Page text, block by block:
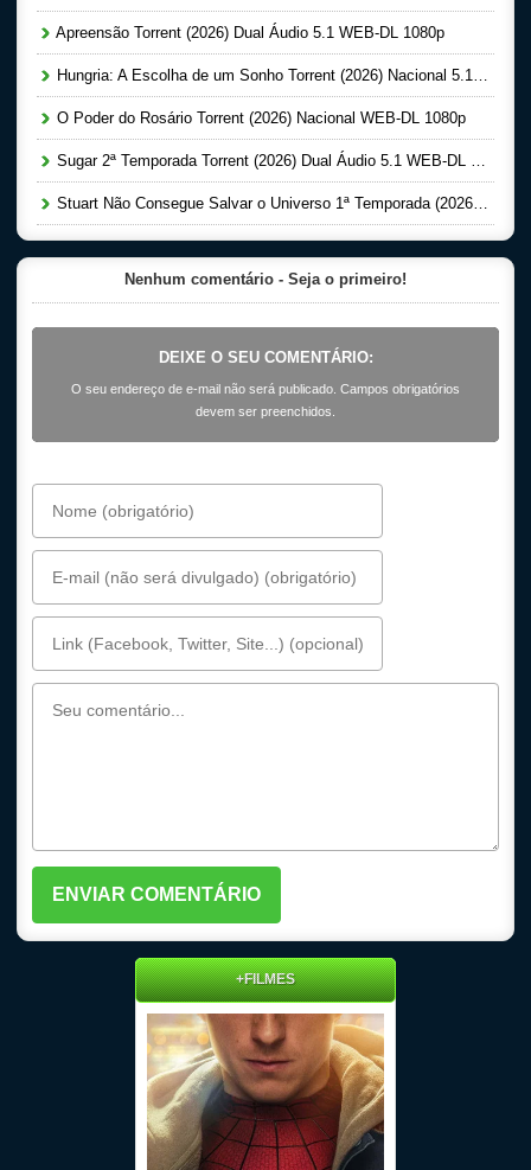
Apreensão Torrent (2026) Dual Áudio 5.1 WEB-DL 1080p
Hungria: A Escolha de um Sonho Torrent (2026) Nacional 5.1 WEB-DL 1080p
O Poder do Rosário Torrent (2026) Nacional WEB-DL 1080p
Sugar 2ª Temporada Torrent (2026) Dual Áudio 5.1 WEB-DL 1080p
Stuart Não Consegue Salvar o Universo 1ª Temporada (2026) Dual Áudio 5.1 WEB-DL 1080p
Nenhum comentário - Seja o primeiro!
DEIXE O SEU COMENTÁRIO:
O seu endereço de e-mail não será publicado. Campos obrigatórios
devem ser preenchidos.
+FILMES